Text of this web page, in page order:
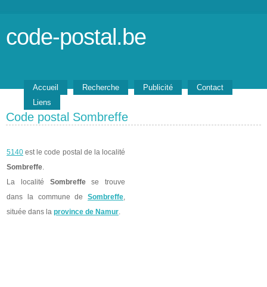
code-postal.be
Accueil Recherche Publicité
Contact
Liens
Code postal Sombreffe
5140 est le code postal de la localité
Sombreffe.
La localité Sombreffese trouve
dans la commune de Sombreffe,
située dans la province de Namur.